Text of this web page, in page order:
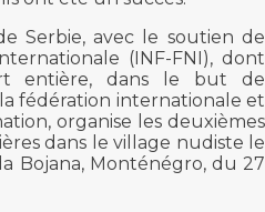
Serbie, avec le soutien de
(INF-FNI), dont
entière, dans le but de
fédération internationale et
organise les deuxièmes
dans le village nudiste le
Bojana, Monténégro, du 27